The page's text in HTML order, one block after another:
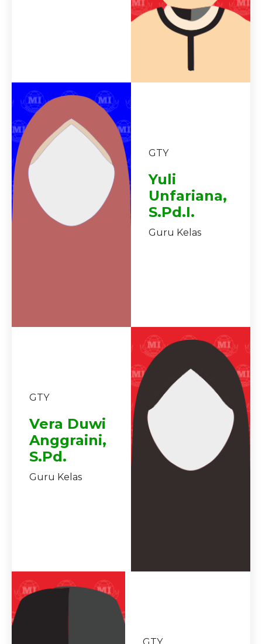
GTY
Yuli
Unfariana,
S.Pd.I.
Guru Kelas
GTY
Vera Duwi
Anggraini,
S.Pd.
Guru Kelas